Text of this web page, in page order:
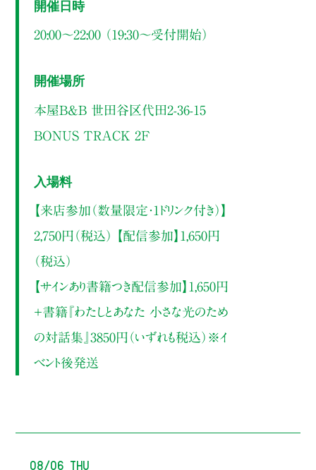
開催日時
20:00～22:00 （19:30〜受付開始）
開催場所
本屋B&B 世田谷区代田2-36-15
BONUS TRACK 2F
入場料
【来店参加（数量限定・1ドリンク付き）】
2,750円（税込） 【配信参加】1,650円
（税込）
【サインあり書籍つき配信参加】1,650円
＋書籍『わたしとあなた 小さな光のため
の対話集』3850円（いずれも税込）※イ
ベント後発送
08/06 Thu